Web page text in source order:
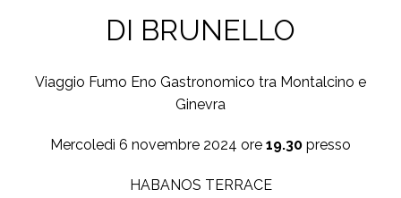
DI BRUNELLO
Viaggio Fumo Eno Gastronomico tra Montalcino e
Ginevra
Mercoledì 6 novembre 2024 ore 19.30 presso
HABANOS TERRACE